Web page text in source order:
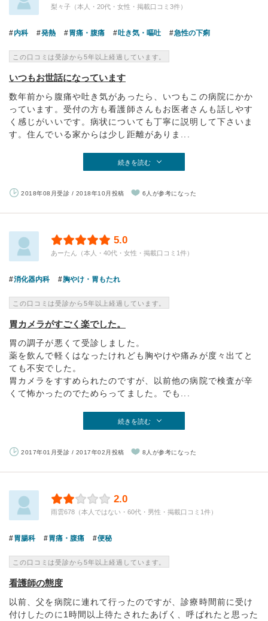
梨々子（本人・20代・女性・掲載口コミ3件）
内科 発熱 胃痛・腹痛 吐き気・嘔吐 急性の下痢
この口コミは受診から5年以上経過しています。
いつもお世話になっています
数年前から腹痛や吐き気があったら、いつもこの病院にかか
っています。受付の方も看護師さんもお医者さんも話しやす
く感じがいいです。病状についても丁寧に説明して下さいま
す。住んでいる家からは少し距離がありま...
続きを読む
2018年08月受診 / 2018年10月投稿 6人が参考になった
5.0
あーたん（本人・40代・女性・掲載口コミ1件）
消化器内科 胸やけ・胃もたれ
この口コミは受診から5年以上経過しています。
胃カメラがすごく楽でした。
胃の調子が悪くて受診しました。
薬を飲んで軽くはなったけれども胸やけや痛みが度々出てと
ても不安でした。
胃カメラをすすめられたのですが、以前他の病院で検査が辛
くて怖かったのでためらってました。でも...
続きを読む
2017年01月受診 / 2017年02月投稿 8人が参考になった
2.0
雨雲678（本人ではない・60代・男性・掲載口コミ1件）
胃腸科 胃痛・腹痛 便秘
この口コミは受診から5年以上経過しています。
看護師の態度
以前、父を病院に連れて行ったのですが、診療時間前に受け
付けしたのに1時間以上待たされたあげく、呼ばれたと思った